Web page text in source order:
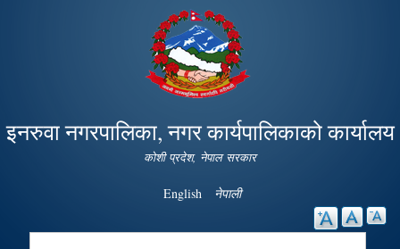
Skip to
main
content
इनरुवा नगरपालिका, नगर कार्यपालिकाको कार्यालय
कोशी प्रदेश, नेपाल सरकार
English नेपाली
Search